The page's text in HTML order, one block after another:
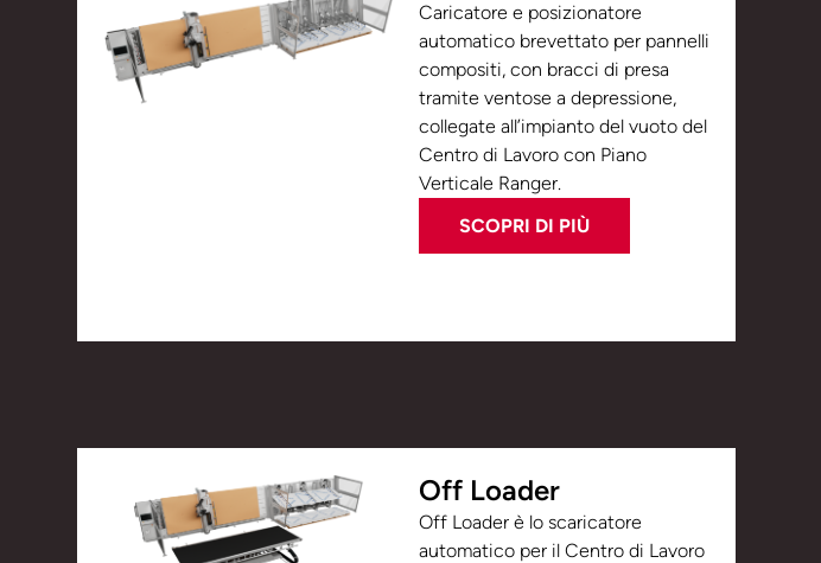
Caricatore e posizionatore
automatico brevettato per pannelli
compositi, con bracci di presa
tramite ventose a depressione,
collegate all’impianto del vuoto del
Centro di Lavoro con Piano
Verticale Ranger.
SCOPRI DI PIÙ
Off Loader
Off Loader è lo scaricatore
automatico per il Centro di Lavoro